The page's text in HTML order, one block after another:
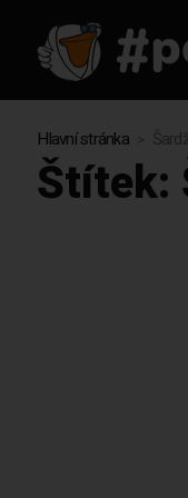
Hlavní stránka
Štítek: